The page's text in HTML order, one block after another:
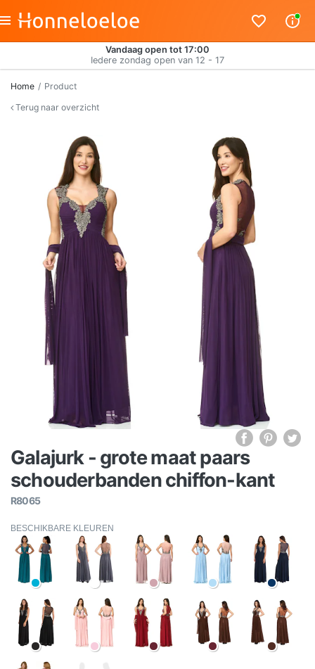
Vandaag open tot 17:00
Iedere zondag open van 12 - 17
Home
Product
Terug naar overzicht
Galajurk - grote maat paars
schouderbanden chiffon-kant
R8065
BESCHIKBARE KLEUREN